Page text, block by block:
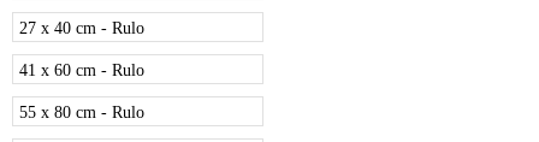
27 x 40 cm - Rulo
41 x 60 cm - Rulo
55 x 80 cm - Rulo